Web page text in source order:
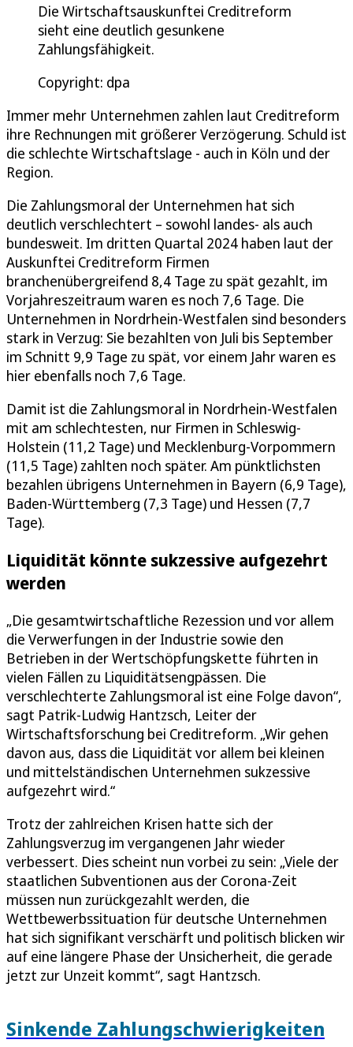
Die Wirtschaftsauskunftei Creditreform
sieht eine deutlich gesunkene
Zahlungsfähigkeit.
Copyright: dpa
Immer mehr Unternehmen zahlen laut Creditreform
ihre Rechnungen mit größerer Verzögerung. Schuld ist
die schlechte Wirtschaftslage - auch in Köln und der
Region.
Die Zahlungsmoral der Unternehmen hat sich
deutlich verschlechtert – sowohl landes- als auch
bundesweit. Im dritten Quartal 2024 haben laut der
Auskunftei Creditreform Firmen
branchenübergreifend 8,4 Tage zu spät gezahlt, im
Vorjahreszeitraum waren es noch 7,6 Tage. Die
Unternehmen in Nordrhein-Westfalen sind besonders
stark in Verzug: Sie bezahlten von Juli bis September
im Schnitt 9,9 Tage zu spät, vor einem Jahr waren es
hier ebenfalls noch 7,6 Tage.
Damit ist die Zahlungsmoral in Nordrhein-Westfalen
mit am schlechtesten, nur Firmen in Schleswig-
Holstein (11,2 Tage) und Mecklenburg-Vorpommern
(11,5 Tage) zahlten noch später. Am pünktlichsten
bezahlen übrigens Unternehmen in Bayern (6,9 Tage),
Baden-Württemberg (7,3 Tage) und Hessen (7,7
Tage).
Liquidität könnte sukzessive aufgezehrt
werden
„Die gesamtwirtschaftliche Rezession und vor allem
die Verwerfungen in der Industrie sowie den
Betrieben in der Wertschöpfungskette führten in
vielen Fällen zu Liquiditätsengpässen. Die
verschlechterte Zahlungsmoral ist eine Folge davon“,
sagt Patrik-Ludwig Hantzsch, Leiter der
Wirtschaftsforschung bei Creditreform. „Wir gehen
davon aus, dass die Liquidität vor allem bei kleinen
und mittelständischen Unternehmen sukzessive
aufgezehrt wird.“
Trotz der zahlreichen Krisen hatte sich der
Zahlungsverzug im vergangenen Jahr wieder
verbessert. Dies scheint nun vorbei zu sein: „Viele der
staatlichen Subventionen aus der Corona-Zeit
müssen nun zurückgezahlt werden, die
Wettbewerbssituation für deutsche Unternehmen
hat sich signifikant verschärft und politisch blicken wir
auf eine längere Phase der Unsicherheit, die gerade
jetzt zur Unzeit kommt“, sagt Hantzsch.
Sinkende Zahlungschwierigkeiten